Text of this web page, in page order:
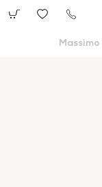
073-